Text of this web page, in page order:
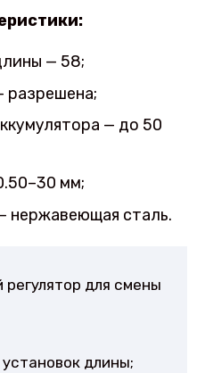
— 58;
разрешена;
— до 50
мм;
нержавеющая сталь.
для смены
длины;